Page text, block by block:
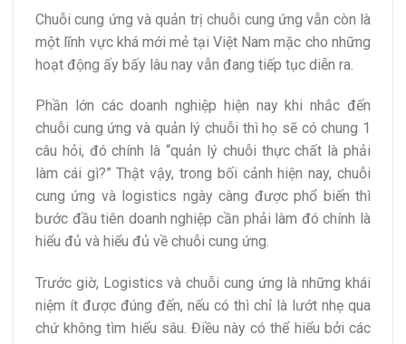
Chuỗi cung ứng và quản trị chuỗi cung ứng vẫn còn là
một lĩnh vực khá mới mẻ tại Việt Nam mặc cho những
hoạt động ấy bấy lâu nay vẫn đang tiếp tục diễn ra.
Phần lớn các doanh nghiệp hiện nay khi nhắc đến
chuỗi cung ứng và quản lý chuỗi thì họ sẽ có chung 1
câu hỏi, đó chính là “quản lý chuỗi thực chất là phải
làm cái gì?” Thật vậy, trong bối cảnh hiện nay, chuỗi
cung ứng và logistics ngày càng được phổ biến thì
bước đầu tiên doanh nghiệp cần phải làm đó chính là
hiểu đủ và hiểu đủ về chuỗi cung ứng.
Trước giờ, Logistics và chuỗi cung ứng là những khái
niệm ít được đúng đến, nếu có thì chỉ là lướt nhẹ qua
chứ không tìm hiểu sâu. Điều này có thể hiểu bởi các